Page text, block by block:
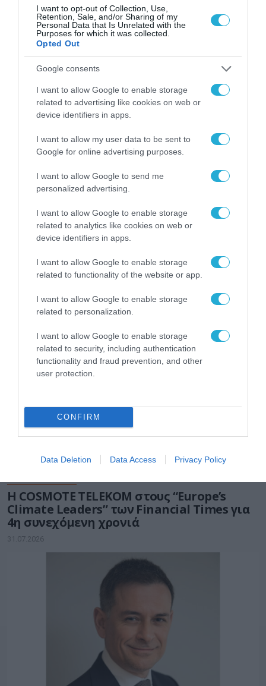
I want to opt-out of Collection, Use,
Retention, Sale, and/or Sharing of my
Personal Data that Is Unrelated with the
Purposes for which it was collected.
Opted Out
Google consents
I want to allow Google to enable storage
related to advertising like cookies on web or
device identifiers in apps.
I want to allow my user data to be sent to
Google for online advertising purposes.
I want to allow Google to send me
personalized advertising.
I want to allow Google to enable storage
related to analytics like cookies on web or
device identifiers in apps.
I want to allow Google to enable storage
related to functionality of the website or app.
I want to allow Google to enable storage
related to personalization.
I want to allow Google to enable storage
related to security, including authentication
functionality and fraud prevention, and other
user protection.
CONFIRM
Data Deletion Data Access Privacy Policy
χώρο της άμυνας
Η πιο ταξιδιάρικη
βαλίτσα του φετινού
καλοκαιριού έχει την
υπογραφή της Xiaomi
31.07.2026
ΟΛΗ Η ΡΟΗ ΕΙΔΗΣΕΩΝ
ΕΠΙΧΕΙΡΗΣΕΙΣ
Η COSMOTE TELEKOM στους “Europe’s
Climate Leaders” των Financial Times για
4η συνεχόμενη χρονιά
31.07.2026